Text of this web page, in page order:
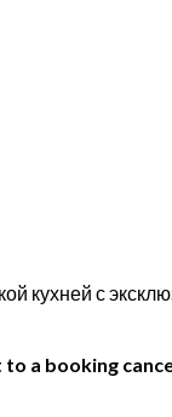
кухней с
a booking